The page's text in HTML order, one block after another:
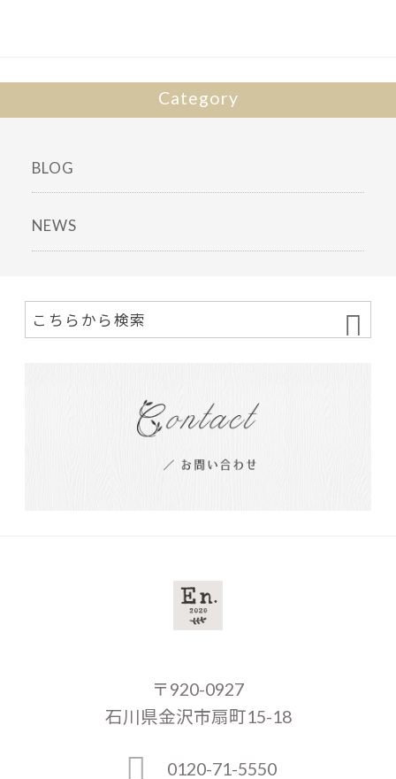
Category
BLOG
NEWS
〒920-0927
石川県金沢市扇町15-18
0120-71-5550